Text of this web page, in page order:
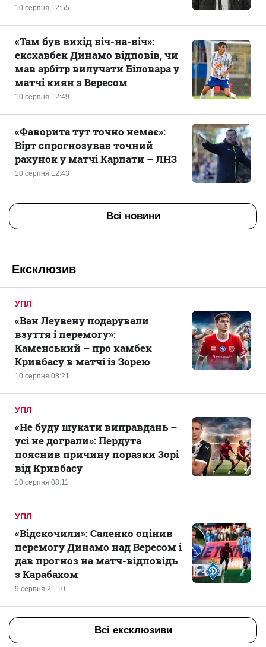
10 серпня 12:55
10 серпня 12:49
«Там був вихід віч-на-віч»:
ексхавбек Динамо відповів, чи
мав арбітр вилучати Біловара у
матчі киян з Вересом
10 серпня 12:43
«Фаворита тут точно немає»:
Вірт спрогнозував точний
рахунок у матчі Карпати – ЛНЗ
Всі новини
Ексклюзив
УПЛ
10 серпня 08:21
«Ван Леувену подарували
взуття і перемогу»:
Каменський – про камбек
Кривбасу в матчі із Зорею
УПЛ
10 серпня 08:11
«Не буду шукати виправдань –
усі не дограли»: Пердута
пояснив причину поразки Зорі
від Кривбасу
УПЛ
9 серпня 21:10
«Відскочили»: Саленко оцінив
перемогу Динамо над Вересом і
дав прогноз на матч-відповідь
з Карабахом
Всі ексклюзиви